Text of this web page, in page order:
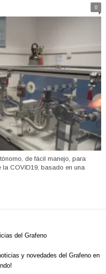
0
de fácil manejo, para
COVID19, basado en una
y novedades del Grafeno en